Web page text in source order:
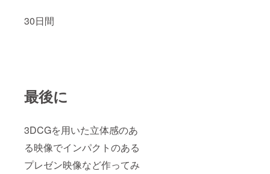
30日間
最後に
3DCGを用いた立体感のあ
る映像でインパクトのある
プレゼン映像など作ってみ